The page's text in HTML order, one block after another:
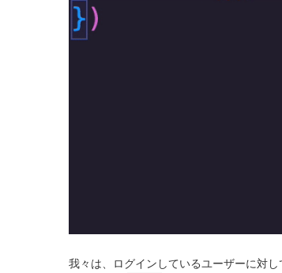
我々は、ログインしているユーザーに対